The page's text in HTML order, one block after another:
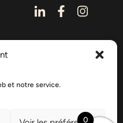
et notre service.
0